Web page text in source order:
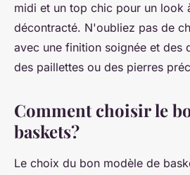
midi et un top chic pour un look
décontracté. N'oubliez pas de
avec une finition soignée et des
des paillettes ou des pierres
Comment choisir le
baskets?
Le choix du bon modèle de